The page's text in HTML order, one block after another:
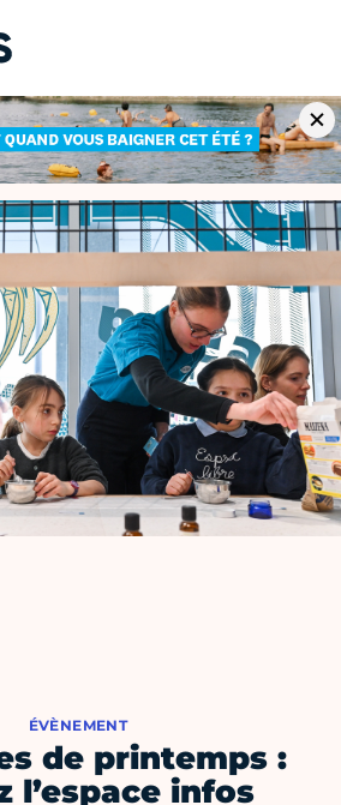
ÉVÈNEMENT
de printemps :
l’espace infos